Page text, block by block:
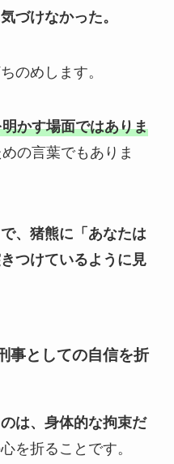
づけなかった。
のめします。
かす場面ではありま
の言葉でもありま
、猪熊に「あなたは
つけているように見
事としての自信を折
は、身体的な拘束だ
を折ることです。